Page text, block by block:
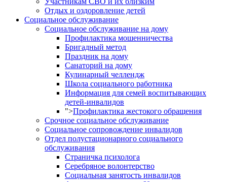
Отдых и оздоровление детей
Социальное обслуживание
Социальное обслуживание на дому
Профилактика мошенничества
Бригадный метод
Праздник на дому
Санаторий на дому
Кулинарный челлендж
Школа социального работника
Информация для семей воспитывающих
детей-инвалидов
">Профилактика жестокого обращения
Срочное социальное обслуживание
Социальное сопровождение инвалидов
Отдел полустационарного социального
обслуживания
Страничка психолога
Серебряное волонтерство
Социальная занятость инвалидов